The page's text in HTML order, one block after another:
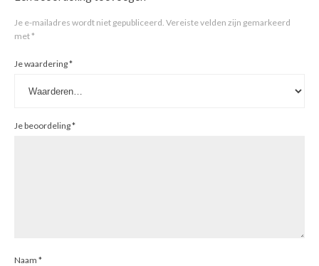
Je e-mailadres wordt niet gepubliceerd. Vereiste velden zijn gemarkeerd
met*
Je waardering*
Je beoordeling*
Naam *